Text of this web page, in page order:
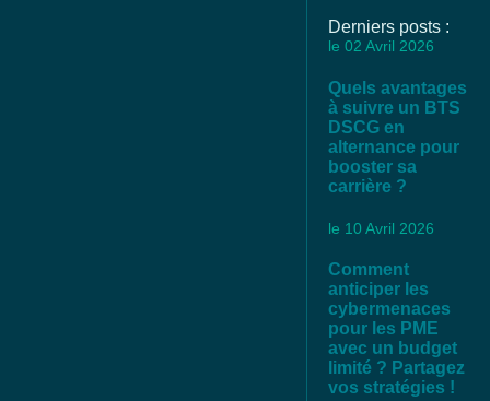
Derniers posts :
le 02 Avril 2026
Quels avantages
à suivre un BTS
DSCG en
alternance pour
booster sa
carrière ?
le 10 Avril 2026
Comment
anticiper les
cybermenaces
pour les PME
avec un budget
limité ? Partagez
vos stratégies !